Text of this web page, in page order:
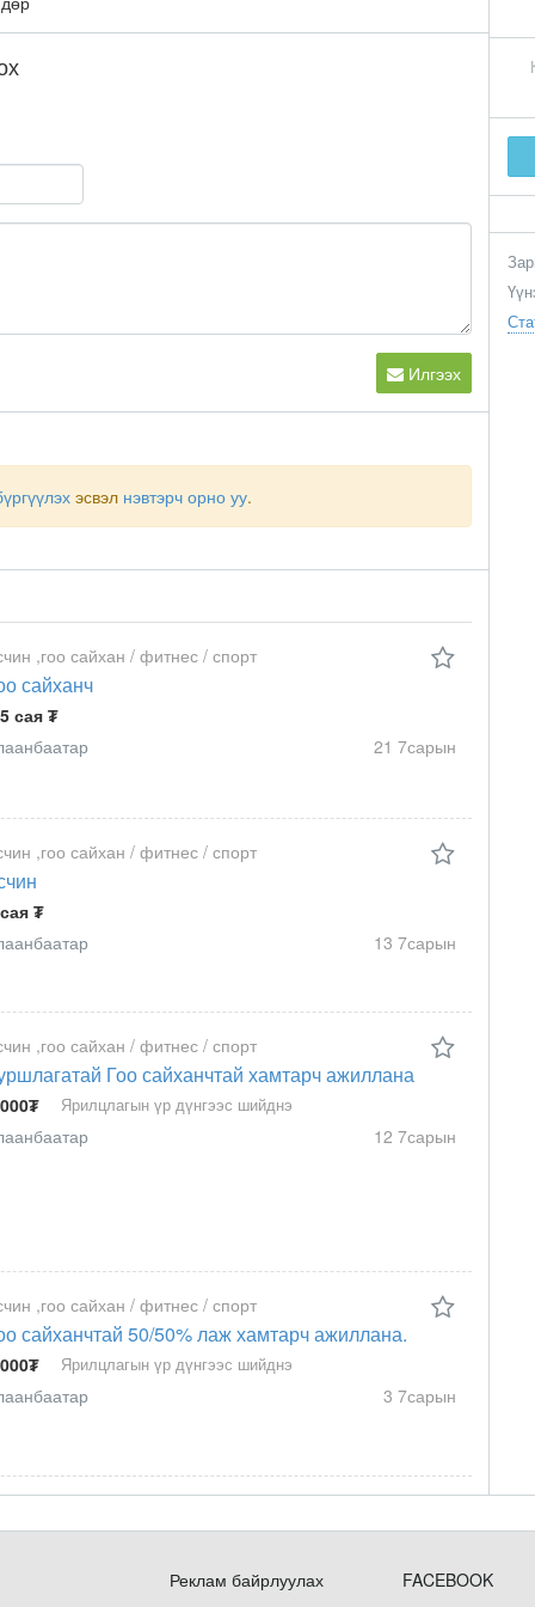
Илгээх
эсвэл нэвтэрч орно уу.
,гоо сайхан / фитнес / спорт
сайханч
сая ₮
21 7сарын
,гоо сайхан / фитнес / спорт
₮
13 7сарын
,гоо сайхан / фитнес / спорт
Гоо сайханчтай хамтарч ажиллана
Ярилцлагын үр дүнгээс шийднэ
12 7сарын
,гоо сайхан / фитнес / спорт
сайханчтай 50/50% лаж хамтарч ажиллана.
Ярилцлагын үр дүнгээс шийднэ
3 7сарын
Реклам байрлуулах
FACEBOOK